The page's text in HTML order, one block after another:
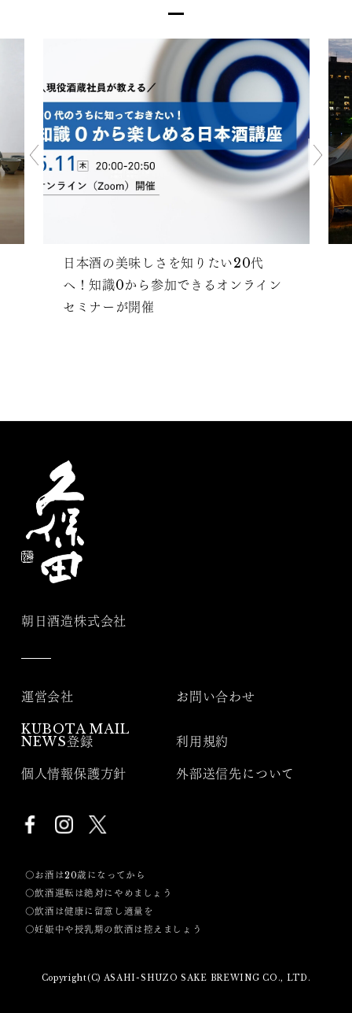
日本酒の美味しさを知りたい20代
へ！知識0から参加できるオンライン
セミナーが開催
朝日酒造株式会社
運営会社 お問い合わせ
KUBOTA MAIL
NEWS登録
利用規約
個人情報保護方針 外部送信先について
〇お酒は20歳になってから
〇飲酒運転は絶対にやめましょう
〇飲酒は健康に留意し適量を
〇妊娠中や授乳期の飲酒は控えましょう
Copyright(C) ASAHI-SHUZO SAKE BREWING CO., LTD.